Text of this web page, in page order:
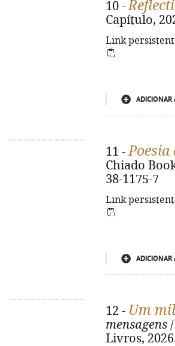
10 -
Capítulo,
Link
ADICIONAR
11 -Poesia
Chiado
38-1175-7
Link
ADICIONAR
12 - Um
mensagens
Livros,